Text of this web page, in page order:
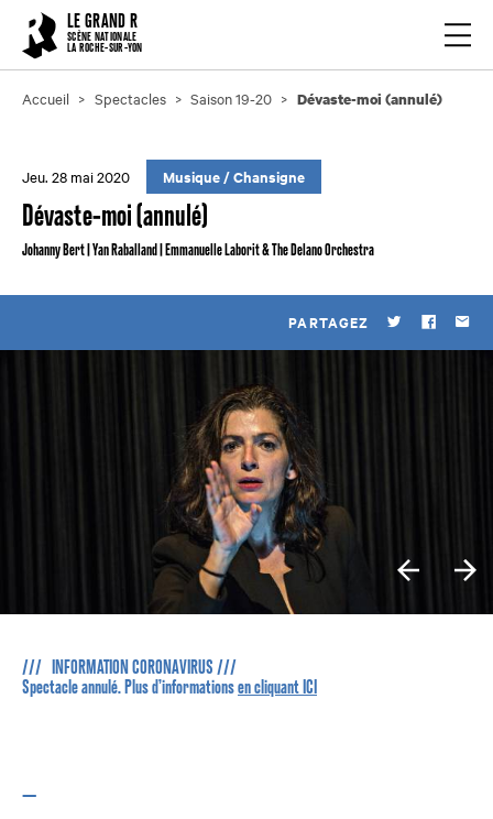
LE GRAND R
SCÈNE NATIONALE
LA ROCHE-SUR-YON
Accueil Spectacles Saison 19-20 Dévaste-moi (annulé)
Jeu. 28 mai 2020 Musique/Chansigne
Dévaste-moi (annulé)
Johanny Bert | Yan Raballand | Emmanuelle Laborit & The Delano Orchestra
PARTAGEZ Twitter
/// INFORMATION CORONAVIRUS ///
Spectacle annulé. Plus d’informationsen cliquant ICI
—
Cookies management panel